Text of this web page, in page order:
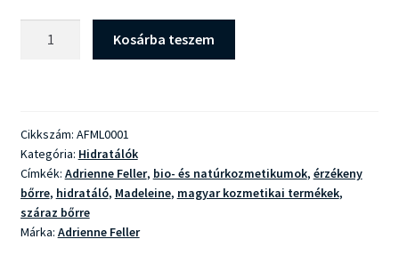
Kosárba teszem
Cikkszám: AFML0001
Kategória: Hidratálók
Címkék: Adrienne Feller, bio- és natúrkozmetikumok, érzékeny
bőrre, hidratáló, Madeleine, magyar kozmetikai termékek,
száraz bőrre
Márka: Adrienne Feller